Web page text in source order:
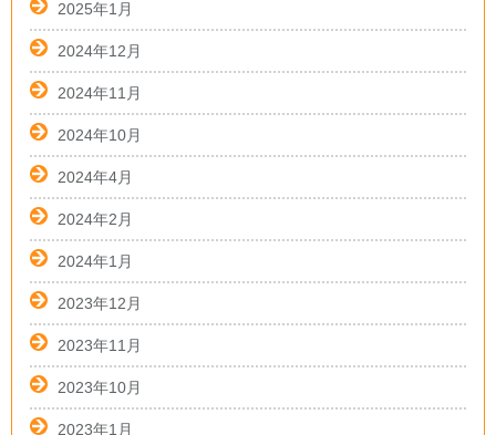
2025年1月
2024年12月
2024年11月
2024年10月
2024年4月
2024年2月
2024年1月
2023年12月
2023年11月
2023年10月
2023年1月